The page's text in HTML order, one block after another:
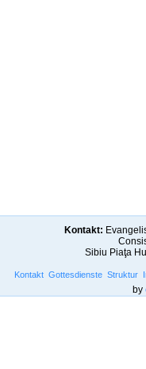
Kontakt:
Sibiu Piaţa
Kontakt Gottesdienste Struktur
by